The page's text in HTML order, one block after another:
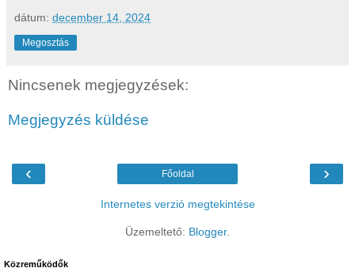
dátum: december 14, 2024
Megosztás
Nincsenek megjegyzések:
Megjegyzés küldése
‹ ›
Főoldal
Internetes verzió megtekintése
Üzemeltető: Blogger.
Közreműködők